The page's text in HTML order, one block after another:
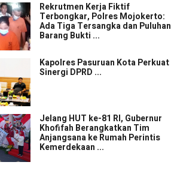
Rekrutmen Kerja Fiktif
Terbongkar, Polres Mojokerto:
Ada Tiga Tersangka dan Puluhan
Barang Bukti ...
Kapolres Pasuruan Kota Perkuat
Sinergi DPRD ...
Jelang HUT ke-81 RI, Gubernur
Khofifah Berangkatkan Tim
Anjangsana ke Rumah Perintis
Kemerdekaan ...